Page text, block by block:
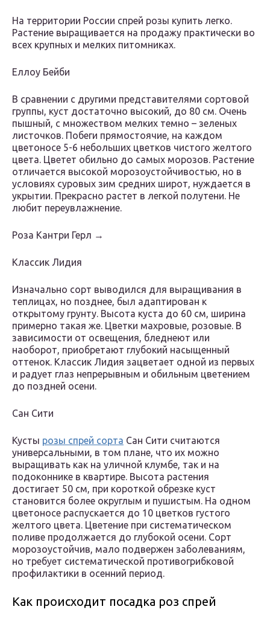
На территории России спрей розы купить легко.
Растение выращивается на продажу практически во
всех крупных и мелких питомниках.
Еллоу Бейби
В сравнении с другими представителями сортовой
группы, куст достаточно высокий, до 80 см. Очень
пышный, с множеством мелких темно – зеленых
листочков. Побеги прямостоячие, на каждом
цветоносе 5-6 небольших цветков чистого желтого
цвета. Цветет обильно до самых морозов. Растение
отличается высокой морозоустойчивостью, но в
условиях суровых зим средних широт, нуждается в
укрытии. Прекрасно растет в легкой полутени. Не
любит переувлажнение.
Роза Кантри Герл →
Классик Лидия
Изначально сорт выводился для выращивания в
теплицах, но позднее, был адаптирован к
открытому грунту. Высота куста до 60 см, ширина
примерно такая же. Цветки махровые, розовые. В
зависимости от освещения, бледнеют или
наоборот, приобретают глубокий насыщенный
оттенок. Классик Лидия зацветает одной из первых
и радует глаз непрерывным и обильным цветением
до поздней осени.
Сан Сити
Кусты розы спрей сорта Сан Сити считаются
универсальными, в том плане, что их можно
выращивать как на уличной клумбе, так и на
подоконнике в квартире. Высота растения
достигает 50 см, при короткой обрезке куст
становится более округлым и пушистым. На одном
цветоносе распускается до 10 цветков густого
желтого цвета. Цветение при систематическом
поливе продолжается до глубокой осени. Сорт
морозоустойчив, мало подвержен заболеваниям,
но требует систематической противогрибковой
профилактики в осенний период.
Как происходит посадка роз спрей